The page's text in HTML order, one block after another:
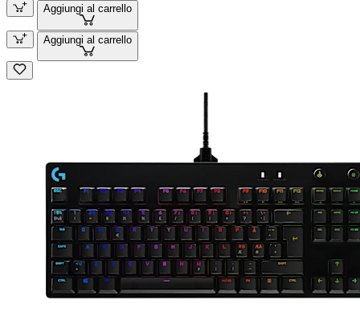
Aggiungi al carrello
Aggiungi al carrello